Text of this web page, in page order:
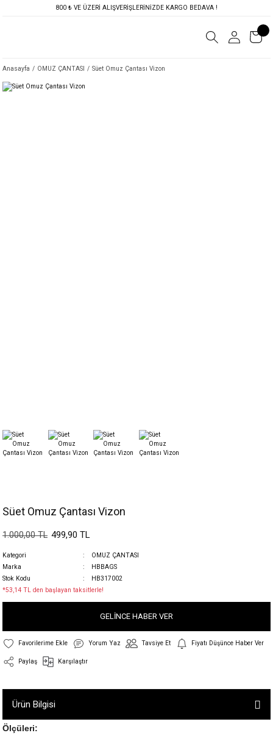
800 ₺ VE ÜZERİ ALIŞVERİŞLERİNİZDE KARGO BEDAVA !
Anasayfa OMUZ ÇANTASI Süet Omuz Çantası Vizon
Süet Omuz Çantası Vizon
1.000,00 TL 499,90 TL
Kategori
OMUZ ÇANTASI
Marka
HBBAGS
Stok Kodu
HB317002
*53,14 TL den başlayan taksitlerle!
GELİNCE HABER VER
Yorum Yaz Tavsiye Et Fiyatı Düşünce Haber Ver
Paylaş Karşılaştır
Ürün Bilgisi
Ölçüleri: